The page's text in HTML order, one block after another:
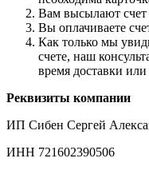
Вам высылают счет
Вы оплачиваете
Как только мы
счете, наш
время доставки
Реквизиты компании
ИП Сибен Сергей
ИНН 721602390506